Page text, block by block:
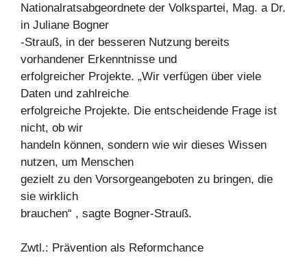
Nationalratsabgeordnete der Volkspartei, Mag. a Dr.
in Juliane Bogner
-Strauß, in der besseren Nutzung bereits
vorhandener Erkenntnisse und
erfolgreicher Projekte. „Wir verfügen über viele
Daten und zahlreiche
erfolgreiche Projekte. Die entscheidende Frage ist
nicht, ob wir
handeln können, sondern wie wir dieses Wissen
nutzen, um Menschen
gezielt zu den Vorsorgeangeboten zu bringen, die
sie wirklich
brauchen“ , sagte Bogner-Strauß.
Zwtl.: Prävention als Reformchance